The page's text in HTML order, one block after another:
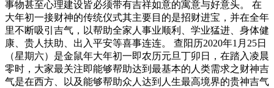
事物甚至心理建设皆必须带有吉祥如意的寓意与好意头。 在
大年初一接财神的传统仪式其主要目的是招财进宝，并在全年
里不断吸引吉气，以帮助全家人事业顺利、学业猛进、身体健
康、贵人扶助、出入平安等喜事连连。 查阳历2020年1月25日
（星期六）是金鼠年大年初一即农历元旦丁卯日，在踏入凌晨
零时，大家最关注即能够帮助达到最基本的人类需求之财神吉
气是在西方、以及能够帮助众人达到人生最高境界的贵神吉气